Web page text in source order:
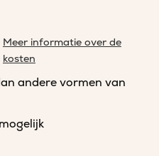
Meer informatie over de
kosten
andere vormen van